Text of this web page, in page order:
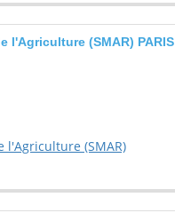
l'Agriculture (SMAR) PARIS
l'Agriculture (SMAR)